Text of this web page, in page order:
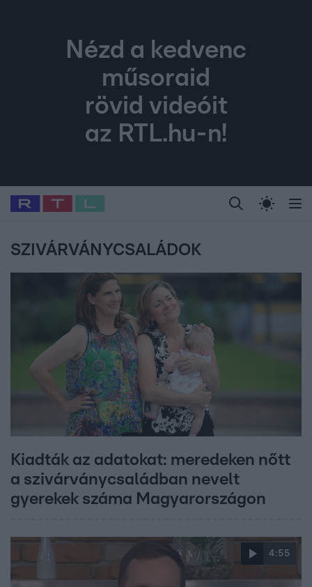
Nézd a kedvenc
műsoraid
rövid videóit
az RTL.hu-n!
Legfrissebb RTL Híradó Randi Celeb vagyok,
Babits Marcella Most Wanted Gallusz
SZIVÁRVÁNYCSALÁDOK
Kiadták az adatokat: meredeken nőtt
a szivárványcsaládban nevelt
gyerekek száma Magyarországon
4:55